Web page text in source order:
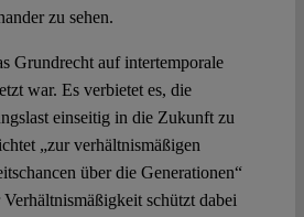
zu sehen.
Grundrecht auf intertemporale
war. Es verbietet es, die
einseitig in die Zukunft zu
„zur verhältnismäßigen
über die Generationen“
schützt dabei